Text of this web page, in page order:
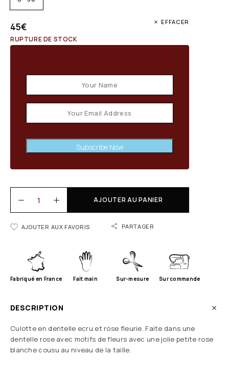
EFFACER
45€
RUPTURE DE STOCK
Subscribe Now
AJOUTER AU PANIER
AJOUTER AUX FAVORIS PARTAGER
Fabriqué en France Fait main Sur-mesure Sur commande
DESCRIPTION
Culotte en dentelle ecru et rose fleurie. Faite dans une
dentelle rose avec motifs de fleurs avec une jolie petite rose
blanche cousu au niveau de la taille.